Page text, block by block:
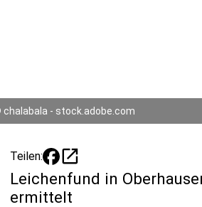
chalabala - stock.adobe.com
Teilen: open_in_new
Leichenfund in
ermittelt